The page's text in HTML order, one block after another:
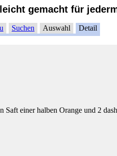
gemacht für
Suchen Auswahl Detail
Saft einer halben Orange und 2